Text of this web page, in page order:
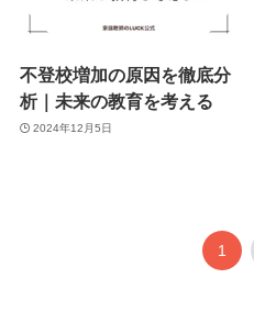
不登校増加の原因を徹底分
析｜未来の教育を考える
2024年12月5日
1